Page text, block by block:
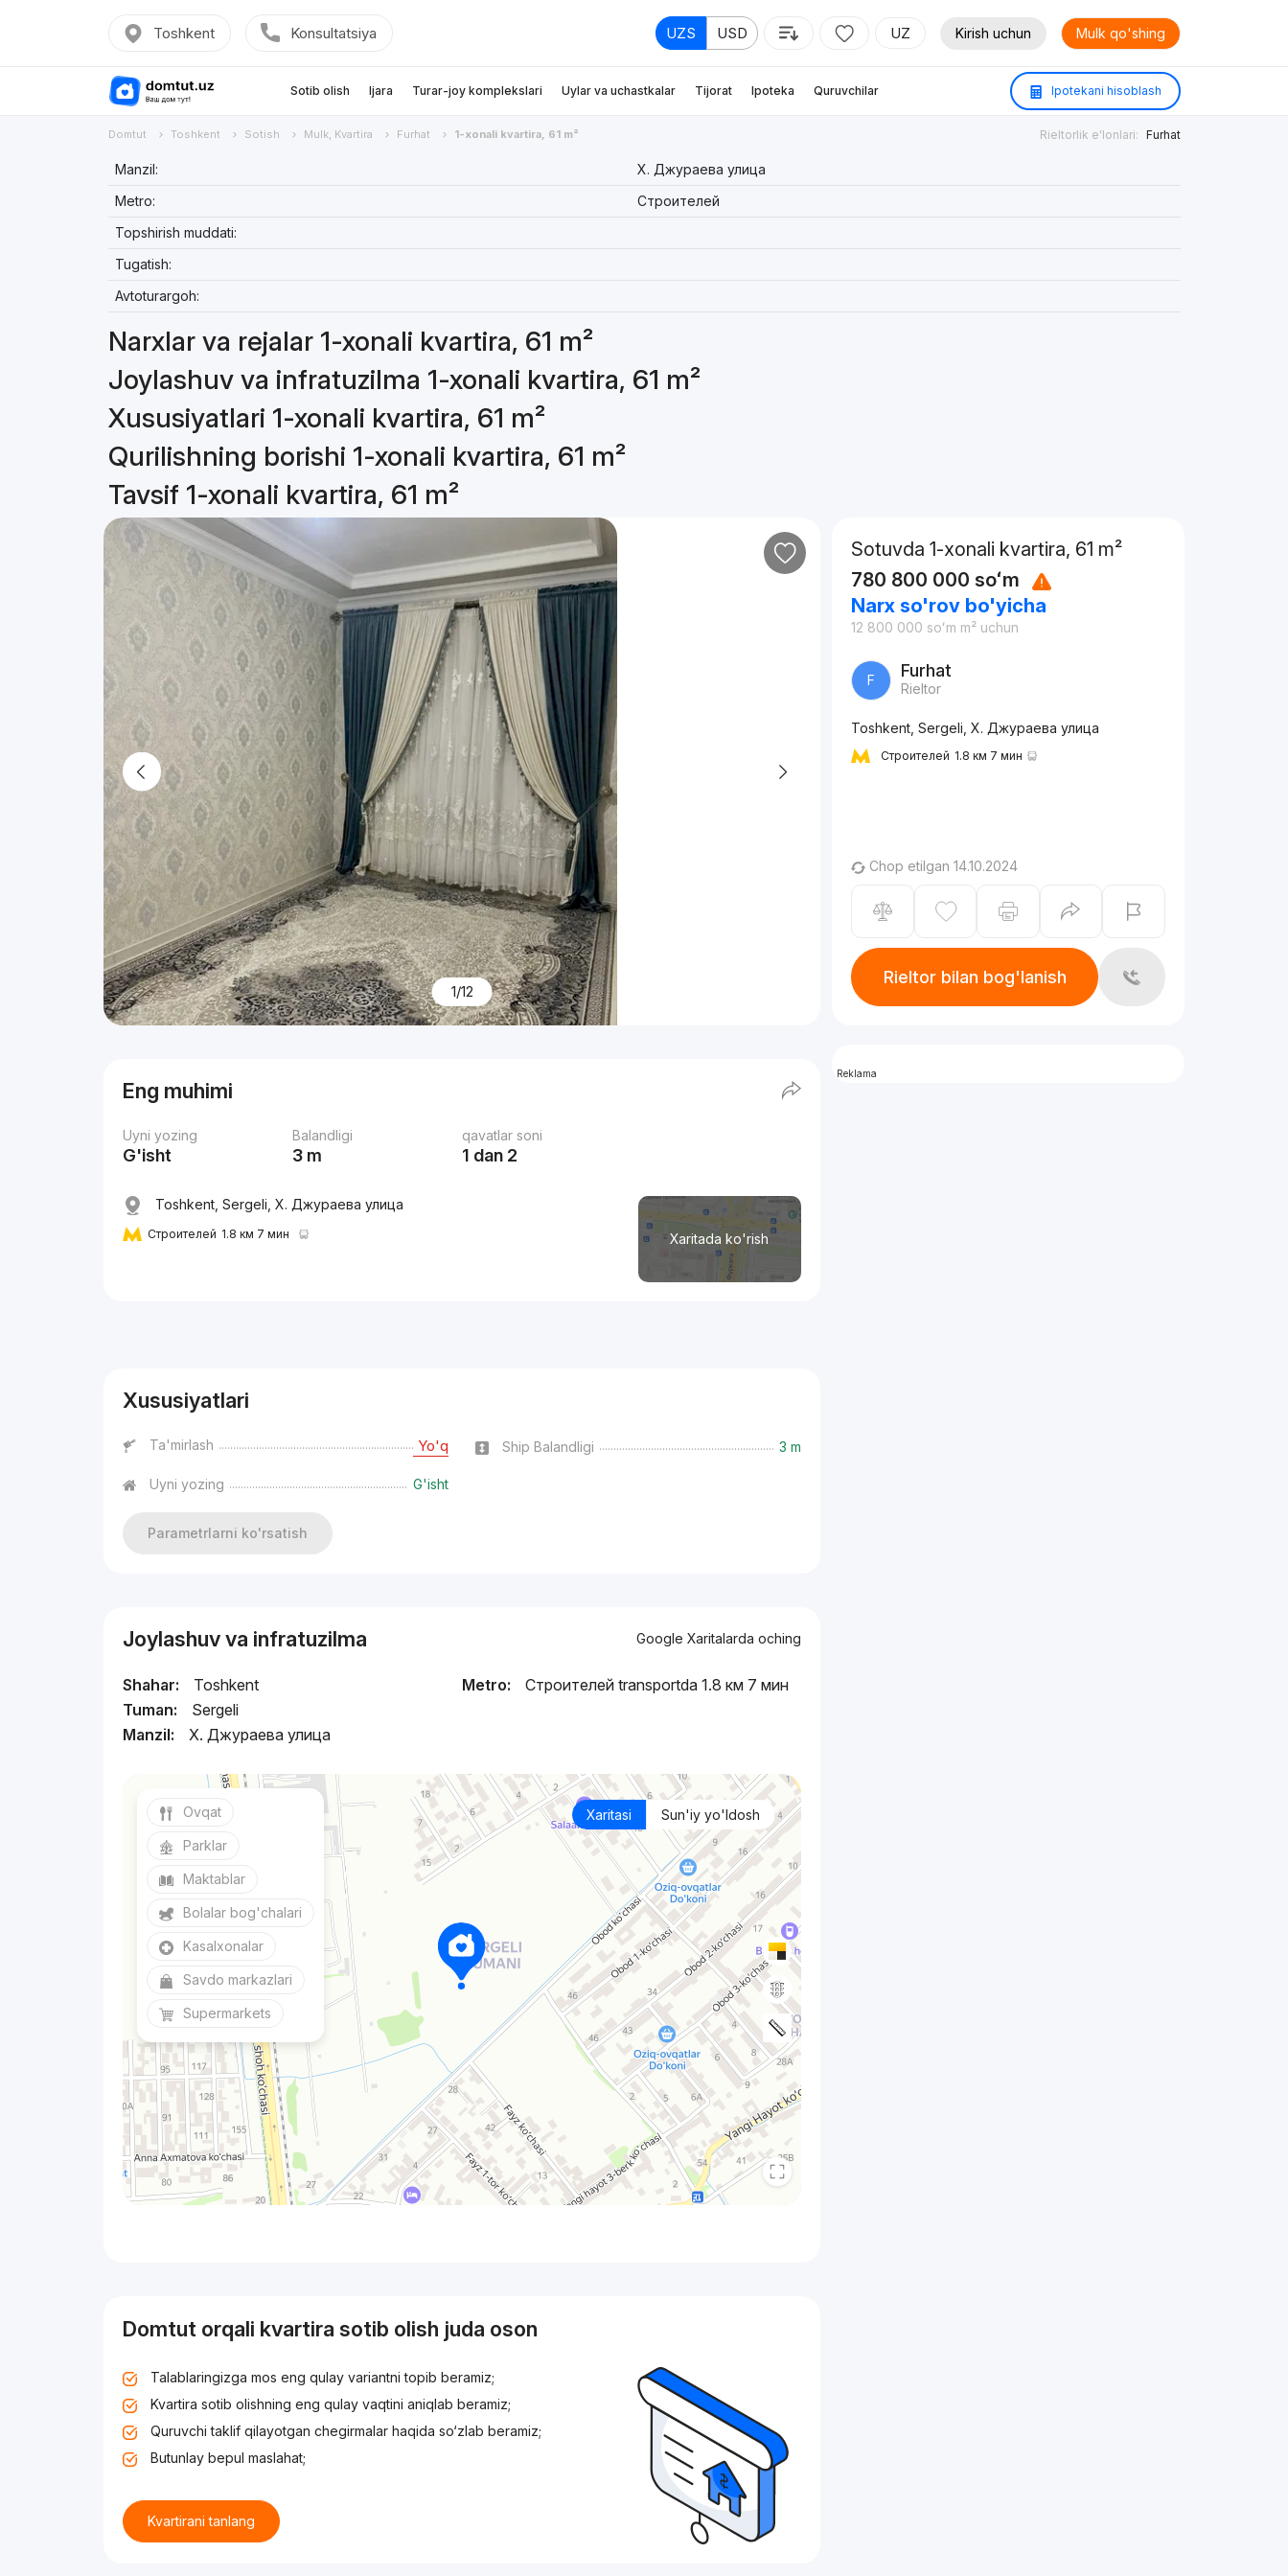
Toshkent Konsultatsiya UZS USD UZ Kirish uchun Mulk qo'shing
Sotib olish Ijara Turar-joy komplekslari Uylar va uchastkalar Tijorat Ipoteka Quruvchilar Ipotekani hisoblash
Domtut Toshkent Sotish Mulk, Kvartira Furhat 1-xonali kvartira, 61 m² Rieltorlik e'lonlari: Furhat
Manzil:
Х. Джураева улица
Metro:
Строителей
Topshirish muddati:
Tugatish:
Avtoturargoh:
Narxlar va rejalar 1-xonali kvartira, 61 m²
Joylashuv va infratuzilma 1-xonali kvartira, 61 m²
Xususiyatlari 1-xonali kvartira, 61 m²
Qurilishning borishi 1-xonali kvartira, 61 m²
Tavsif 1-xonali kvartira, 61 m²
1/12
Eng muhimi
Uyni yozing
G'isht
Balandligi
3 m
qavatlar soni
1 dan 2
Xaritada ko'rish
Toshkent, Sergeli, Х. Джураева улица
Строителей 1.8 км 7 мин
Xususiyatlari
Ta'mirlash Yo'q Ship Balandligi 3 m
Uyni yozing G'isht
Parametrlarni ko'rsatish
Joylashuv va infratuzilma Google Xaritalarda oching
Shahar:
Toshkent
Tuman:
Sergeli
Manzil:
Х. Джураева улица
Metro: Строителей transportda 1.8 км 7 мин
Xaritasi Sun'iy yo'ldosh
Ovqat
Parklar
Maktablar
Bolalar bog'chalari
Kasalxonalar
Savdo markazlari
Supermarkets
Domtut orqali kvartira sotib olish juda oson
Talablaringizga mos eng qulay variantni topib beramiz;
Kvartira sotib olishning eng qulay vaqtini aniqlab beramiz;
Quruvchi taklif qilayotgan chegirmalar haqida so‘zlab beramiz;
Butunlay bepul maslahat;
Kvartirani tanlang
Sotuvda 1-xonali kvartira, 61 m²
780 800 000 soʻm
Narx so'rov bo'yicha
12 800 000 soʻm m² uchun
F Furhat
Rieltor
Toshkent, Sergeli, Х. Джураева улица
Строителей 1.8 км 7 мин
Chop etilgan 14.10.2024
Rieltor bilan bog'lanish
Reklama